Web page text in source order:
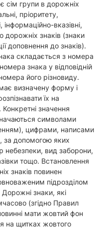
сім групи в дорожніх
пріоритету,
інформаційно-вказівні,
дорожніх знаків (знаки
доповнення до знаків).
складається з номера
знака у відповідній
його різновиду.
визначену форму і
їх на
Конкретні значення
символами
цифрами, написами
за допомогою яких
небезпеки, вид заборони,
тощо. Встановлення
знаків повинен
підрозділом
Дорожні знаки, які
(згідно Правил
мати жовтий фон
на щитках жовтого